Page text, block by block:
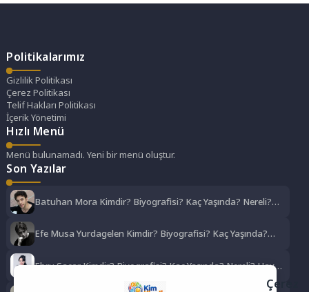
Politikalarımız
Gizlilik Politikası
Çerez Politikası
Telif Hakları Politikası
İçerik Yönetimi
Hızlı Menü
Menü bulunamadı. Yeni bir menü oluştur.
Son Yazılar
Batuhan Mora Kimdir? Biyografisi? Kaç Yaşında? Nereli?
Efe Musa Yurdagelen Kimdir? Biyografisi? Kaç Yaşında?
Ebru Saçar Kimdir? Biyografisi? Kaç Yaşında? Nereli? Hayat
Çerez